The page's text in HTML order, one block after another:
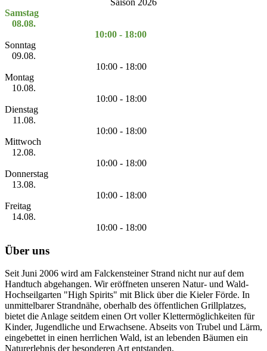
Samstag
08.08.
10:00 - 18:00
Sonntag
09.08.
10:00 - 18:00
Montag
10.08.
10:00 - 18:00
Dienstag
11.08.
10:00 - 18:00
Mittwoch
12.08.
10:00 - 18:00
Donnerstag
13.08.
10:00 - 18:00
Freitag
14.08.
10:00 - 18:00
Über uns
Seit Juni 2006 wird am Falckensteiner Strand nicht nur auf dem
Handtuch abgehangen. Wir eröffneten unseren Natur- und Wald-
Hochseilgarten "High Spirits" mit Blick über die Kieler Förde. In
unmittelbarer Strandnähe, oberhalb des öffentlichen Grillplatzes,
bietet die Anlage seitdem einen Ort voller Klettermöglichkeiten für
Kinder, Jugendliche und Erwachsene. Abseits von Trubel und Lärm,
eingebettet in einen herrlichen Wald, ist an lebenden Bäumen ein
Naturerlebnis der besonderen Art entstanden.